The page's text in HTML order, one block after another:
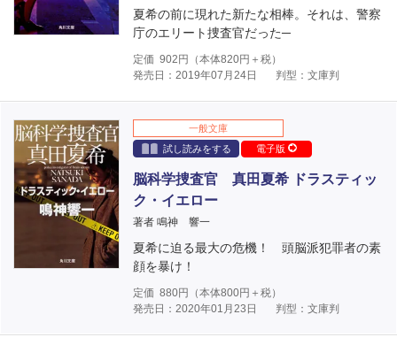
夏希の前に現れた新たな相棒。それは、警察
庁のエリート捜査官だった─
定価 902 円（本体820円＋税）
発売日：2019年07月24日
判型：文庫判
一般文庫
試し読みをする
電子版
脳科学捜査官 真田夏希 ドラスティッ
ク・イエロー
著者 鳴神 響一
夏希に迫る最大の危機！ 頭脳派犯罪者の素
顔を暴け！
定価 880円（本体800円＋税）
発売日：2020年01月23日
判型：文庫判